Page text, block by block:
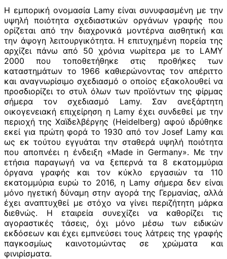
Η εμπορική ονομασία Lamy είναι συνυφασμένη με την
υψηλή ποιότητα σχεδιαστικών οργάνων γραφής που
ορίζεται από την διαχρονικά μοντέρνα αισθητική και
την άψογη λειτουργικότητα. Η επιτυχημένη πορεία της
αρχίζει πάνω από 50 χρόνια νωρίτερα με το LAMY
2000 που τοποθετήθηκε στις προθήκες των
καταστημάτων το 1966 καθιερώνοντας τον απέριττο
και αναγνωρίσιμο σχεδιασμό ο οποίος εξακολουθεί να
προσδιορίζει το στυλ όλων των προϊόντων της φίρμας
σήμερα τον σχεδιασμό Lamy. Σαν ανεξάρτητη
οικογενειακή επιχείρηση η Lamy έχει συνδεθεί με την
περιοχή της Χαϊδελβέργης (Heidelberg) αφού ιδρύθηκε
εκεί για πρώτη φορά το 1930 από τον Josef Lamy και
ως εκ τούτου εγγυάται την σταθερά υψηλή ποιότητα
που αποπνέει η ένδειξη «Made in Germany». Με την
ετήσια παραγωγή να να ξεπερνά τα 8 εκατομμύρια
όργανα γραφής και τον κύκλο εργασιών τα 110
εκατομμύρια ευρώ το 2016, η Lamy σήμερα δεν είναι
μόνο ηγετική δύναμη στην αγορά της Γερμανίας, αλλά
έχει αναπτυχθεί με στόχο να γίνει περιζήτητη μάρκα
διεθνώς. Η εταιρεία συνεχίζει να καθορίζει τις
αγοραστικές τάσεις, όχι μόνο μέσω των ειδικών
εκδόσεων και έχει εμπνεύσει τους λάτρεις της γραφής
παγκοσμίως καινοτομώντας σε χρώματα και
φινιρίσματα.